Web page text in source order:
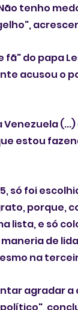
tenho
fã" do papa
acusou o
estou
só foi
porque,
lista, e só
de
na
agradar a